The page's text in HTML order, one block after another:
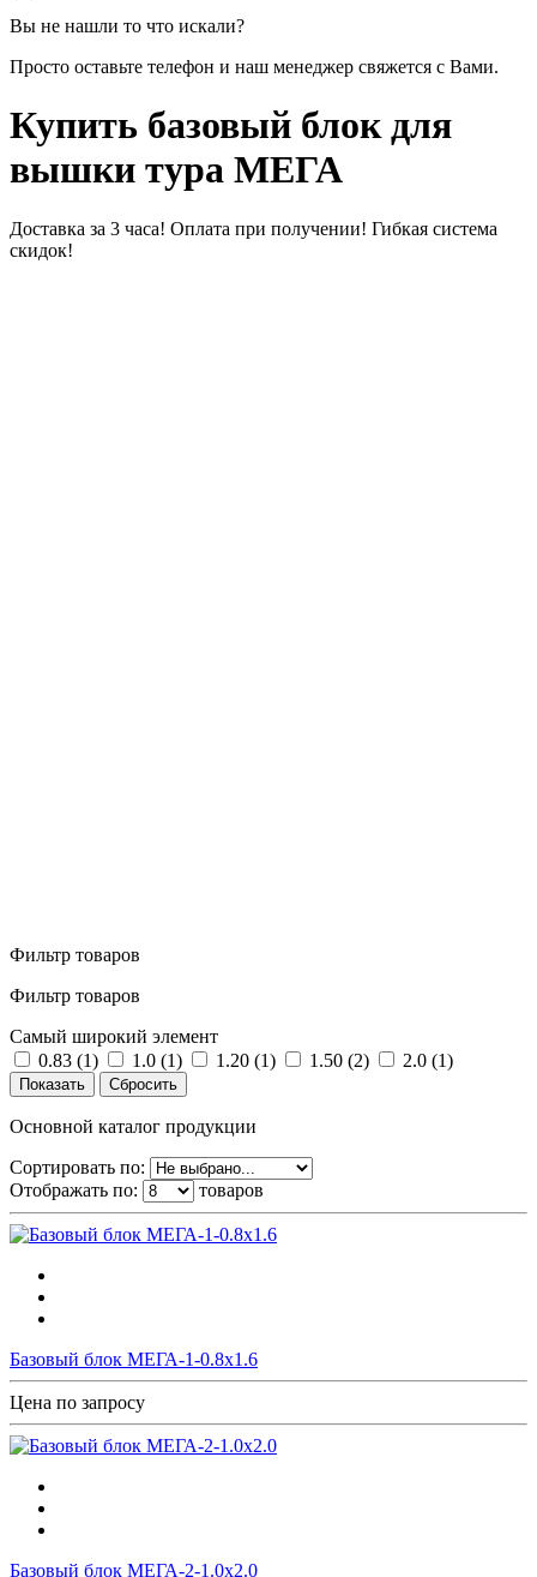
Вы не нашли то что искали?
Просто оставьте телефон и наш менеджер свяжется с Вами.
Купить базовый блок для
вышки тура МЕГА
Доставка за 3 часа! Оплата при получении! Гибкая система
скидок!
Фильтр товаров
Фильтр товаров
Самый широкий элемент
0.83 (1) 1.0 (1) 1.20 (1) 1.50 (2) 2.0 (1)
Основной каталог продукции
Сортировать по:
Отображать по:
товаров
Базовый блок МЕГА-1-0.8х1.6
Цена по запросу
Базовый блок МЕГА-2-1.0х2.0